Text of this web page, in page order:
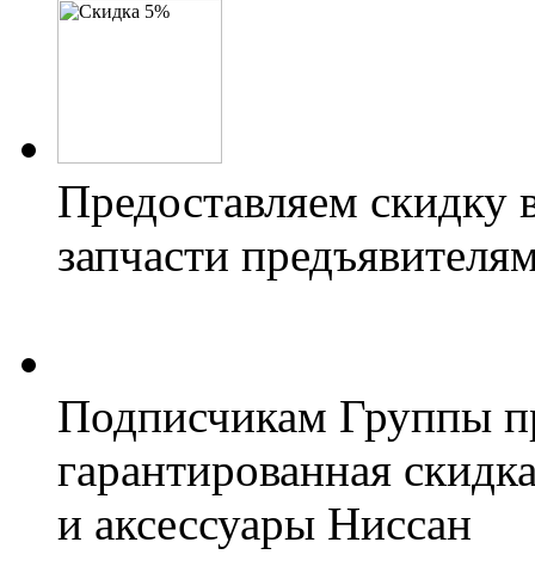
Предоставляем скидку
запчасти
Подписчикам Группы
гарантированная
и аксессуары Ниссан